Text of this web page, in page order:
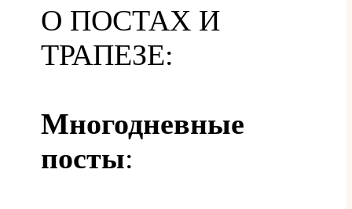
О ПОСТАХ И
ТРАПЕЗЕ:
Многодневные
посты: